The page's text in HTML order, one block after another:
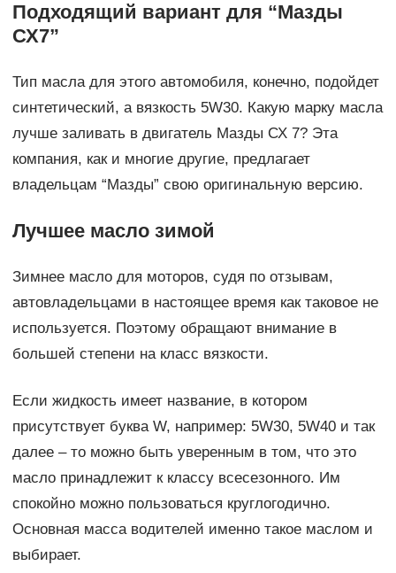
Подходящий вариант для “Мазды
СХ7”
Тип масла для этого автомобиля, конечно, подойдет
синтетический, а вязкость 5W30. Какую марку масла
лучше заливать в двигатель Мазды СХ 7? Эта
компания, как и многие другие, предлагает
владельцам “Мазды” свою оригинальную версию.
Лучшее масло зимой
Зимнее масло для моторов, судя по отзывам,
автовладельцами в настоящее время как таковое не
используется. Поэтому обращают внимание в
большей степени на класс вязкости.
Если жидкость имеет название, в котором
присутствует буква W, например: 5W30, 5W40 и так
далее – то можно быть уверенным в том, что это
масло принадлежит к классу всесезонного. Им
спокойно можно пользоваться круглогодично.
Основная масса водителей именно такое маслом и
выбирает.